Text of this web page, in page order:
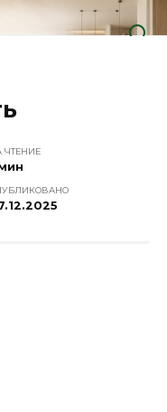
ЧТЕНИЕ